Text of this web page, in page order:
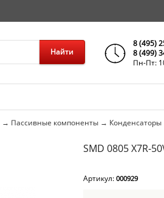
Найти
8 (495)
8 (499)
Пн-Пт:
→ Пассивные компоненты → Конденсаторы
SMD 0805 X7R-
Артикул: 000929